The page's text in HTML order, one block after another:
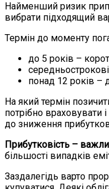
Найменший ризик
вибрати підходящий
Термін до моменту
до 5 років –
понад 12 років –
На який термін
потрібно враховувати
до зниження
Прибутковість –
більшості випадків
Заздалегідь варто